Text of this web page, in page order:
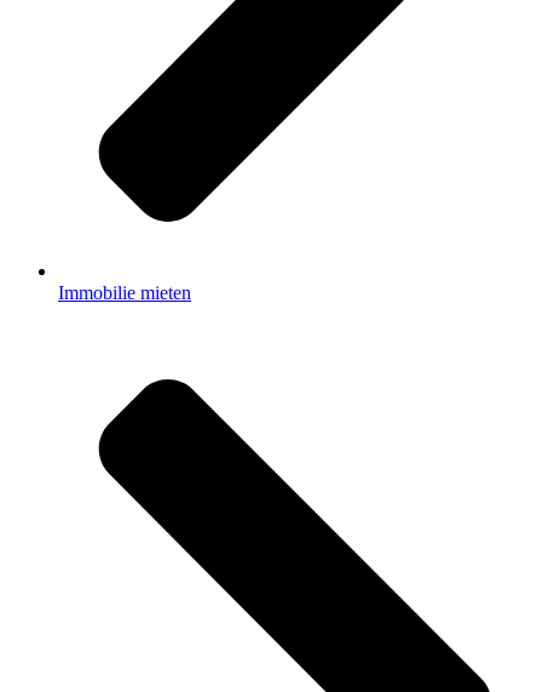
Immobilie mieten